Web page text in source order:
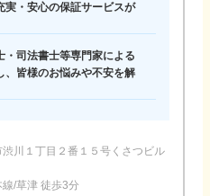
実・安心の保証サービスが
・司法書士等専門家による
、皆様のお悩みや不安を解
川１丁目２番１５号くさつビル
線/草津 徒歩3分